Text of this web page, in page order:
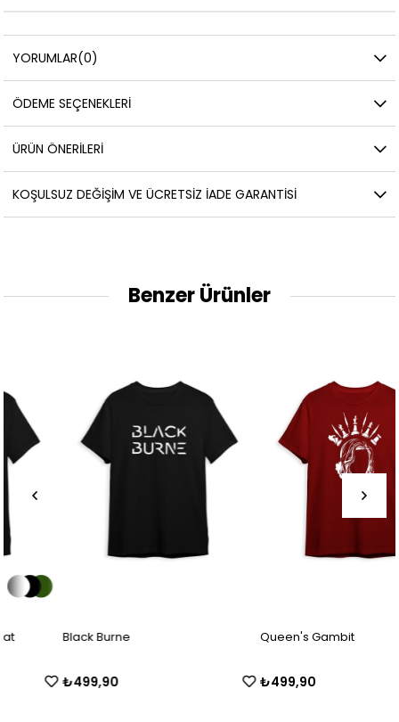
YORUMLAR(0)
ÖDEME SEÇENEKLERI
ÜRÜN ÖNERILERI
KOŞULSUZ DEĞIŞIM VE ÜCRETSIZ İADE GARANTISI
Benzer Ürünler
Black Burne
₺499,90
Queen's Gambit
₺499,90